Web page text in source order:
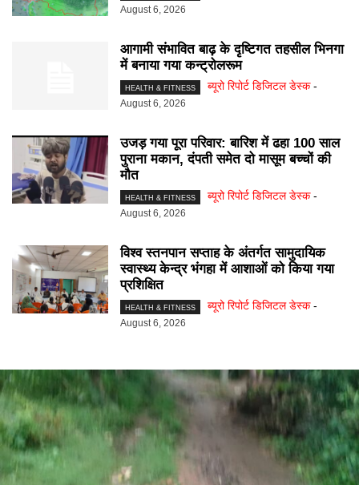
August 6, 2026
आगामी संभावित बाढ़ के दृष्टिगत तहसील भिनगा
में बनाया गया कन्ट्रोलरूम
HEALTH & FITNESS ब्यूरो रिपोर्ट डिजिटल डेस्क -
August 6, 2026
उजड़ गया पूरा परिवार: बारिश में ढहा 100 साल
पुराना मकान, दंपती समेत दो मासूम बच्चों की
मौत
HEALTH & FITNESS ब्यूरो रिपोर्ट डिजिटल डेस्क -
August 6, 2026
विश्व स्तनपान सप्ताह के अंतर्गत सामुदायिक
स्वास्थ्य केन्द्र भंगहा में आशाओं को किया गया
प्रशिक्षित
HEALTH & FITNESS ब्यूरो रिपोर्ट डिजिटल डेस्क -
August 6, 2026